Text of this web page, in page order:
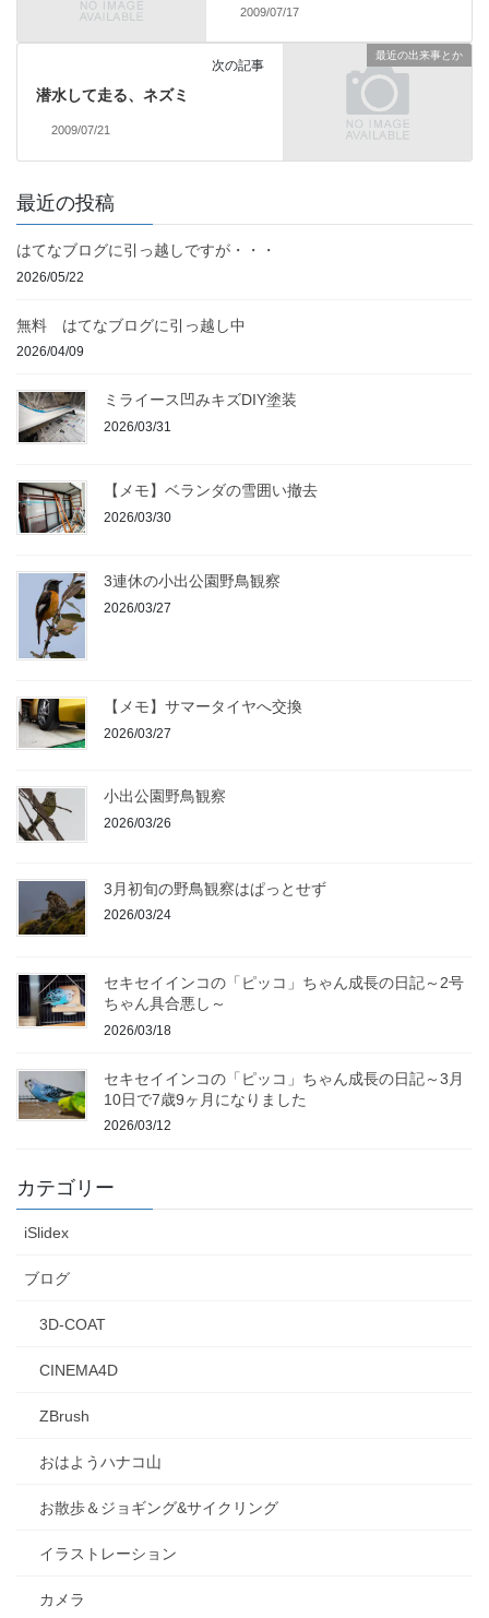
2009/07/17
最近の出来事とか
次の記事
潜水して走る、ネズミ
2009/07/21
最近の投稿
はてなブログに引っ越しですが・・・
2026/05/22
無料 はてなブログに引っ越し中
2026/04/09
ミライース凹みキズDIY塗装
2026/03/31
【メモ】ベランダの雪囲い撤去
2026/03/30
3連休の小出公園野鳥観察
2026/03/27
【メモ】サマータイヤへ交換
2026/03/27
小出公園野鳥観察
2026/03/26
3月初旬の野鳥観察はぱっとせず
2026/03/24
セキセイインコの「ピッコ」ちゃん成長の日記～2号
ちゃん具合悪し～
2026/03/18
セキセイインコの「ピッコ」ちゃん成長の日記～3月
10日で7歳9ヶ月になりました
2026/03/12
カテゴリー
iSlidex
ブログ
3D-COAT
CINEMA4D
ZBrush
おはようハナコ山
お散歩＆ジョギング&サイクリング
イラストレーション
カメラ